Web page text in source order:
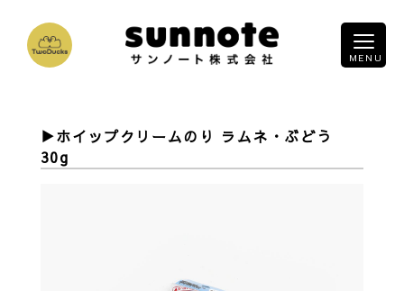
ホイップクリームのり ラムネ・ぶどう
30g